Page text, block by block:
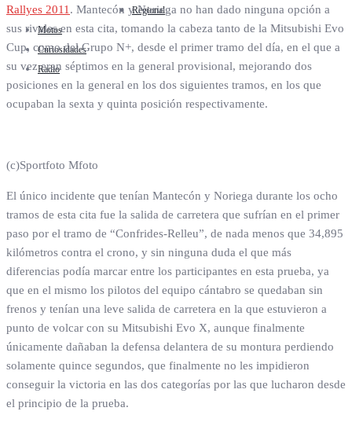
Regional
Motos
Curiosidades
Radio
Rallyes 2011. Mantecón y Noriega no han dado ninguna opción a
sus rivales en esta cita, tomando la cabeza tanto de la Mitsubishi Evo
Cup, como del Grupo N+, desde el primer tramo del día, en el que a
su vez eran séptimos en la general provisional, mejorando dos
posiciones en la general en los dos siguientes tramos, en los que
ocupaban la sexta y quinta posición respectivamente.
(c)Sportfoto Mfoto
El único incidente que tenían Mantecón y Noriega durante los ocho
tramos de esta cita fue la salida de carretera que sufrían en el primer
paso por el tramo de “Confrides-Relleu”, de nada menos que 34,895
kilómetros contra el crono, y sin ninguna duda el que más
diferencias podía marcar entre los participantes en esta prueba, ya
que en el mismo los pilotos del equipo cántabro se quedaban sin
frenos y tenían una leve salida de carretera en la que estuvieron a
punto de volcar con su Mitsubishi Evo X, aunque finalmente
únicamente dañaban la defensa delantera de su montura perdiendo
solamente quince segundos, que finalmente no les impidieron
conseguir la victoria en las dos categorías por las que lucharon desde
el principio de la prueba.